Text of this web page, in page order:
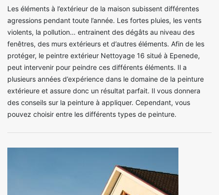
Les éléments à l’extérieur de la maison subissent différentes
agressions pendant toute l’année. Les fortes pluies, les vents
violents, la pollution… entrainent des dégâts au niveau des
fenêtres, des murs extérieurs et d’autres éléments. Afin de les
protéger, le peintre extérieur Nettoyage 16 situé à Epenede,
peut intervenir pour peindre ces différents éléments. Il a
plusieurs années d’expérience dans le domaine de la peinture
extérieure et assure donc un résultat parfait. Il vous donnera
des conseils sur la peinture à appliquer. Cependant, vous
pouvez choisir entre les différents types de peinture.